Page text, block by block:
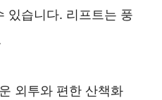
있습니다. 리프트는 풍
외투와 편한 산책화